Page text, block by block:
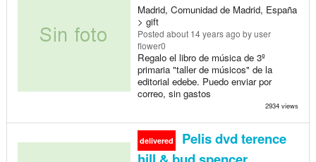
Madrid, Comunidad de Madrid, España
> gift
Posted about 14 years ago by user
flower0
Regalo el libro de música de 3º
primaria "taller de músicos" de la
editorial edebe. Puedo enviar por
correo, sin gastos
2934 views
delivered
Pelis dvd terence